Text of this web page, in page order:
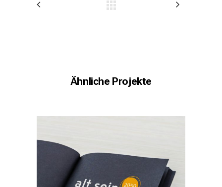
Ähnliche Projekte